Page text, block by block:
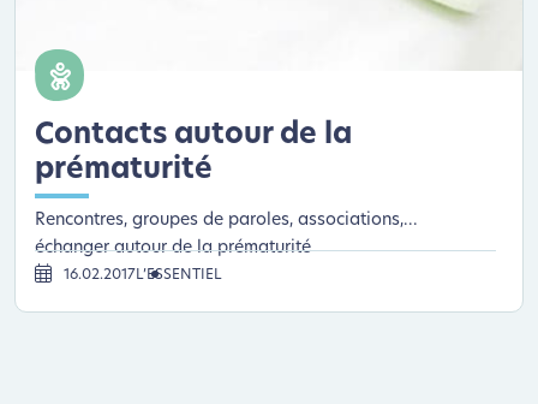
Contacts autour de la
prématurité
Rencontres, groupes de paroles, associations,...
échanger autour de la prématurité
16.02.2017 L’ESSENTIEL